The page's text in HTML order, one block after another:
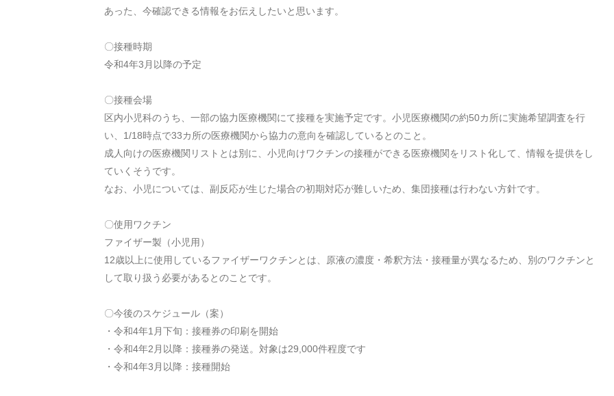
あった、今確認できる情報をお伝えしたいと思います。
〇接種時期
令和4年3月以降の予定
〇接種会場
区内小児科のうち、一部の協力医療機関にて接種を実施予定です。小児医療機関の約50カ所に実施希望調査を行
い、 1/18時点で33カ所の医療機関から協力の意向を確認しているとのこと。
成人向けの医療機関リストとは別に、小児向けワクチンの接種ができる医療機関をリスト化して、情報を提供をし
ていくそうです。
なお、小児については、副反応が生じた場合の初期対応が難しいため、集団接種は行わない方針です。
〇使用ワクチン
ファイザー製（小児用）
12歳以上に使用しているファイザーワクチンとは、原液の濃度・希釈方法・接種量が異なるため、別のワクチンと
して取り扱う必要があるとのことです。
〇今後のスケジュール（案）
・令和4年1月下旬：接種券の印刷を開始
・令和4年2月以降：接種券の発送。対象は29,000件程度です
・令和4年3月以降：接種開始